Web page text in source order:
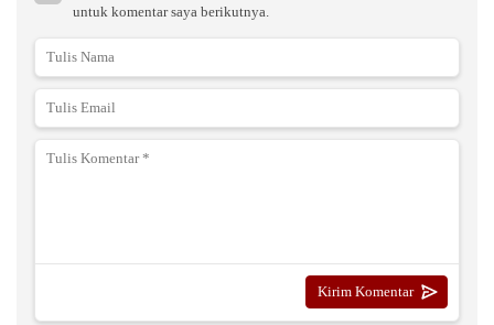
untuk komentar saya berikutnya.